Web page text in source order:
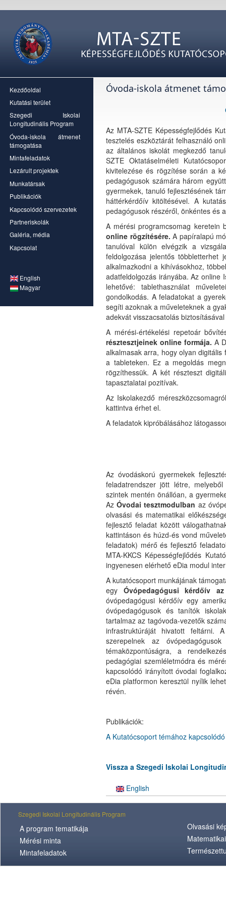
Kezdőoldal
Kutatási terület
Szegedi Iskolai
Longitudinális Program
Óvoda-iskola átmenet
támogatása
Mintafeladatok
Lezárult projektek
Munkatársak
Publikációk
Kapcsolódó szervezetek
Partneriskolák
Galéria, média
Kapcsolat
English
Magyar
Óvoda-iskola átmenet
Az MTA-SZTE Képességfejlődés
tesztelés eszköztárát felhasználó
az általános iskolát megkezdő
SZTE Oktatáselméleti
kivitelezése és rögzítése során a
pedagógusok számára három
gyermekek, tanuló fejlesztésének
háttérkérdőív kitöltésével. A
pedagógusok részéről, önkéntes és
A mérési programcsomag keretein
online rögzítésére.A papíralapú
tanulóval külön elvégzik a
feldolgozása jelentős többletterhet
alkalmazkodni a kihívásokhoz,
adatfeldolgozás irányába. Az online
lehetővé: tablethasználat
gondolkodás. A feladatokat a
segíti azoknak a műveleteknek a
adekvát visszacsatolás
A mérési-értékelési repetoár
résztesztjeinek online formája. A
alkalmasak arra, hogy olyan
a tableteken. Ez a megoldás
rögzíthessük. A két részteszt
tapasztalatai pozitívak.
Az Iskolakezdő
kattintva érhet el.
A feladatok kipróbálásához
Az óvodáskorú gyermekek
feladatrendszer jött létre,
szintek mentén önállóan, a
AzÓvodai tesztmodulban az
olvasási és matematikai
fejlesztő feladat között
kattintáson és húzd-és vond
feladatok) mérő és fejlesztő
MTA-KKCS Képességfejlődés
ingyenesen elérhető eDia modul
A kutatócsoport munkájának
egy Óvópedagógusi kérdőív
óvópedagógusi kérdőív egy
óvópedagógusok és tanítók
tartalmaz az tagóvoda-vezetők
infrastruktúráját hivatott feltárni.
szerepelnek az
témaközpontúságra, a
pedagógiai szemléletmódra és
kapcsolódó irányított óvodai
eDia platformon keresztül nyílik
révén.
Publikációk:
A Kutatócsoport témához
Vissza a Szegedi Iskolai
English
Szegedi Iskolai Longitudinális Program
A program tematikája
Mérési minta
Mintafeladatok
Olvasási